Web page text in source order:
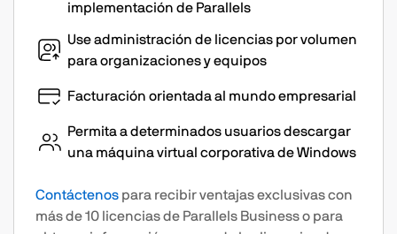
implementación de Parallels
Use administración de licencias por volumen
para organizaciones y equipos
Facturación orientada al mundo empresarial
Permita a determinados usuarios descargar
una máquina virtual corporativa de Windows
Contáctenos para recibir ventajas exclusivas con
más de 10 licencias de Parallels Business o para